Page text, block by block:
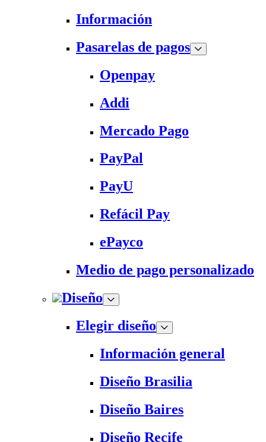
Información
Pasarelas de pagos
Openpay
Addi
Mercado Pago
PayPal
PayU
Refácil Pay
ePayco
Medio de pago personalizado
Diseño
Elegir diseño
Información general
Diseño Brasilia
Diseño Baires
Diseño Recife